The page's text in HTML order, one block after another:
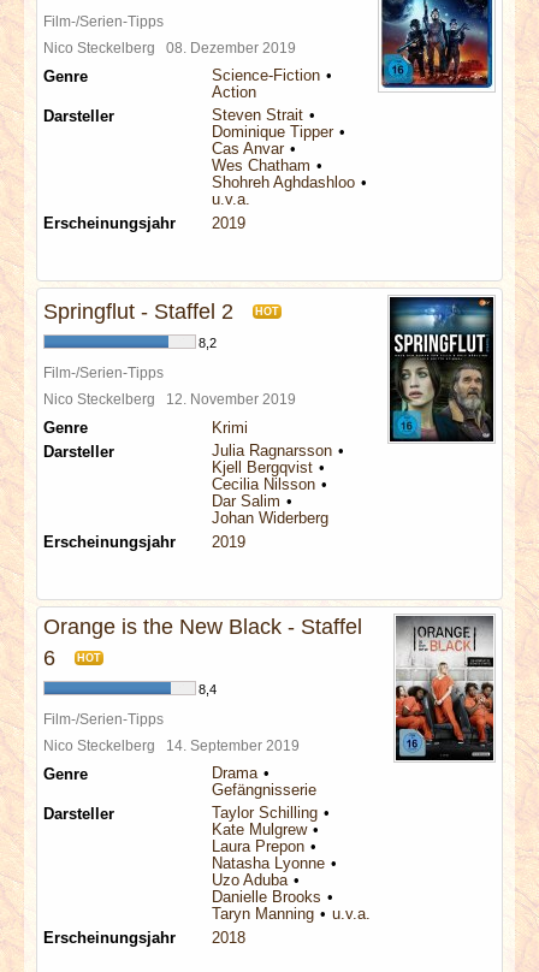
Film-/Serien-Tipps
Nico Steckelberg 08. Dezember 2019
Genre
Science-Fiction
Action
Darsteller
Steven Strait
Dominique Tipper
Cas Anvar
Wes Chatham
Shohreh Aghdashloo
u.v.a.
Erscheinungsjahr
2019
Springflut - Staffel 2 HOT
8,2
Film-/Serien-Tipps
Nico Steckelberg 12. November 2019
Genre
Krimi
Darsteller
Julia Ragnarsson
Kjell Bergqvist
Cecilia Nilsson
Dar Salim
Johan Widerberg
Erscheinungsjahr
2019
Orange is the New Black - Staffel
6
HOT
8,4
Film-/Serien-Tipps
Nico Steckelberg 14. September 2019
Genre
Drama
Gefängnisserie
Darsteller
Taylor Schilling
Kate Mulgrew
Laura Prepon
Natasha Lyonne
Uzo Aduba
Danielle Brooks
Taryn Manning
u.v.a.
Erscheinungsjahr
2018